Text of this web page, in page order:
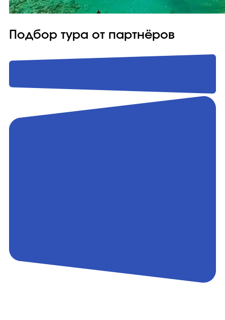
Подбор тура от партнёров